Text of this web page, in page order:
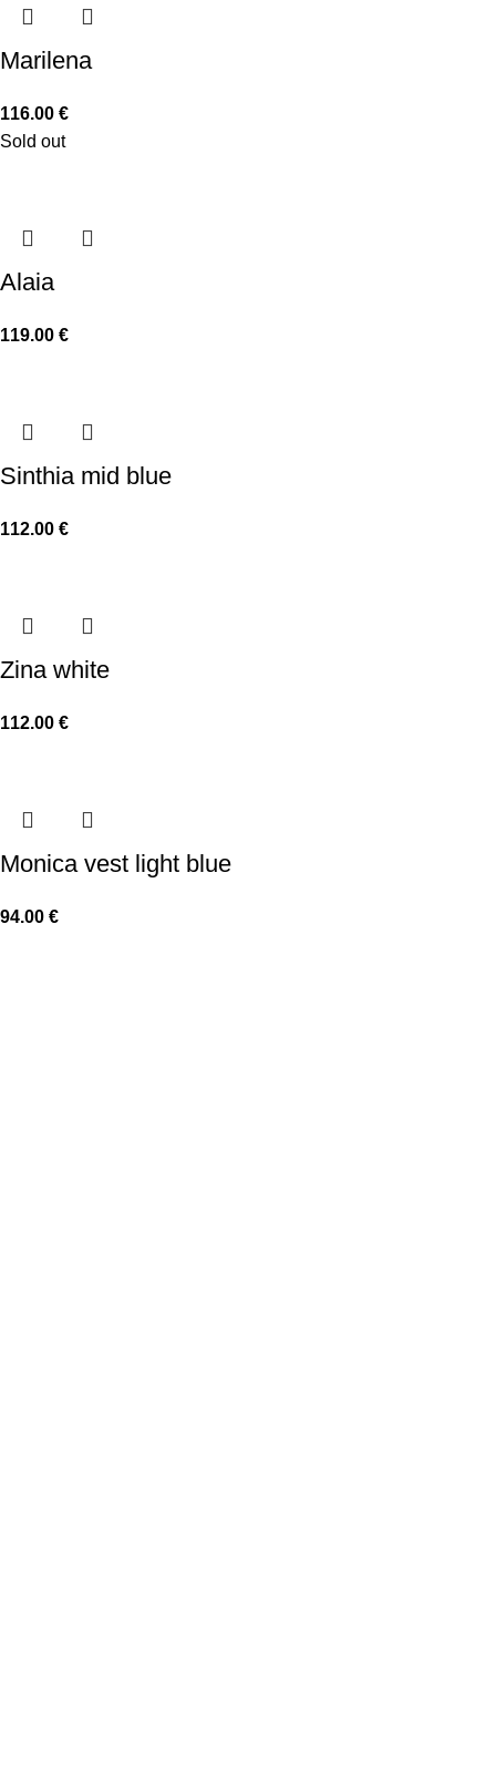
Marilena
116.00 €
Sold out
Alaia
119.00 €
Sinthia mid blue
112.00 €
Zina white
112.00 €
Monica vest light blue
94.00 €